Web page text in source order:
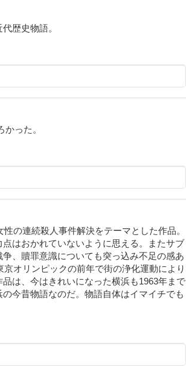
歴史物語。
った。
の連続殺人事件解決をテーマとした作品。
はおかれていないように思える。またサブ
、贖罪意識についても突っ込み不足の感あ
オリンピックの前年で街の浄化運動により
は、今はきれいになった横浜も1963年まで
今昔物語なのだ。物語自体はイマイチでも